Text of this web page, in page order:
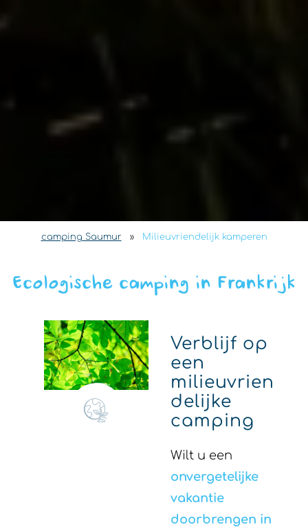
camping Saumur » Milieuvriendelijk kamperen
Ecologische camping in Frankrijk
Verblijf op
een
milieuvrien
delijke
camping
Wilt u een
onvergetelijke
vakantie
doorbrengen in